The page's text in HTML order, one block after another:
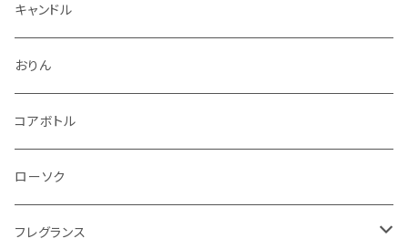
香立・香皿
キャンドル
おりん
コアボトル
ローソク
フレグランス